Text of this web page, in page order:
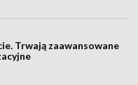
Trwają zaawansowane